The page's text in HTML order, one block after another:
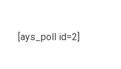
[ays_poll id=2]